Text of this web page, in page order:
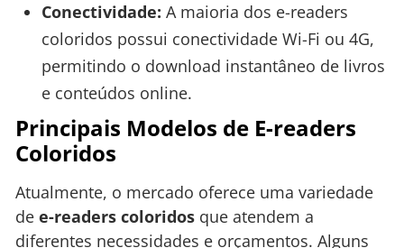
Conectividade: A maioria dos e-readers
coloridos possui conectividade Wi-Fi ou 4G,
permitindo o download instantâneo de livros
e conteúdos online.
Principais Modelos de E-readers
Coloridos
Atualmente, o mercado oferece uma variedade
de e-readers coloridos que atendem a
diferentes necessidades e orçamentos. Alguns